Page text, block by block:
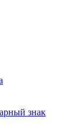
знак